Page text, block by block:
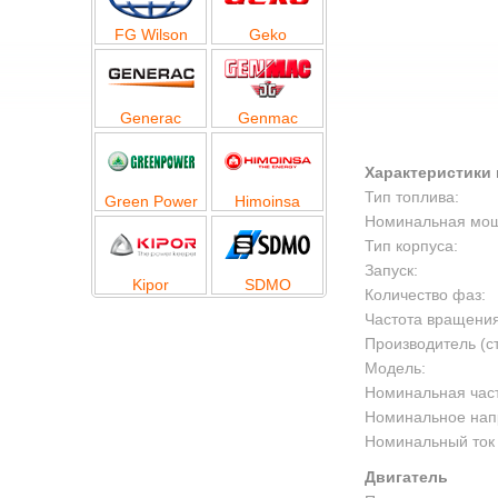
Характеристики
Тип топлива:
Номинальная
Тип корпуса:
Запуск:
Количество фаз:
Частота
Производитель
Модель:
Номинальная
Номинальное
Номинальный
Двигатель
FG Wilson Geko
Generac Genmac
Green Power Himoinsa
Kipor SDMO